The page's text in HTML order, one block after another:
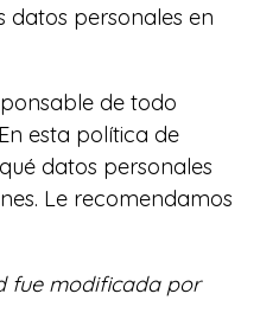
datos personales en
de todo
esta política de
datos personales
Le recomendamos
fue modificada por